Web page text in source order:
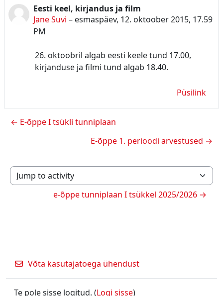
Eesti keel, kirjandus ja film
Jane Suvi – esmaspäev, 12. oktoober 2015, 17.59
PM
Vastuste arv 0
26. oktoobril algab eesti keele tund 17.00,
kirjanduse ja filmi tund algab 18.40.
Püsilink
← E-õppe I tsükli tunniplaan
E-õppe 1. perioodi arvestused →
Jump to activity
e-õppe tunniplaan I tsükkel 2025/2026 →
Võta kasutajatoega ühendust
Te pole sisse logitud. (Logi sisse)